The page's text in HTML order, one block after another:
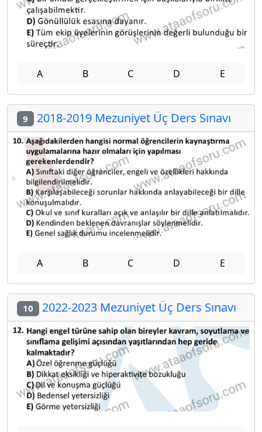
A B C D E
9 2018-2019 Mezuniyet Üç Ders Sınavı
A B C D E
10 2022-2023 Mezuniyet Üç Ders Sınavı